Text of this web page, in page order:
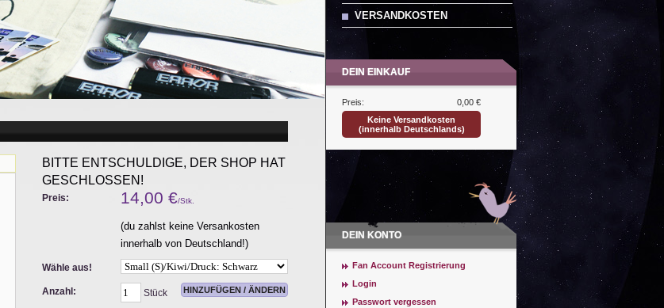
BITTE ENTSCHULDIGE, DER SHOP HAT
GESCHLOSSEN!
Preis: 14,00 €/Stk.
(du zahlst keine Versankosten
innerhalb von Deutschland!)
Wähle aus!
Anzahl: Stück
VERSANDKOSTEN
DEIN EINKAUF
Preis:
0,00 €
Keine Versandkosten
(innerhalb Deutschlands)
DEIN KONTO
Fan Account Registrierung
Login
Passwort vergessen